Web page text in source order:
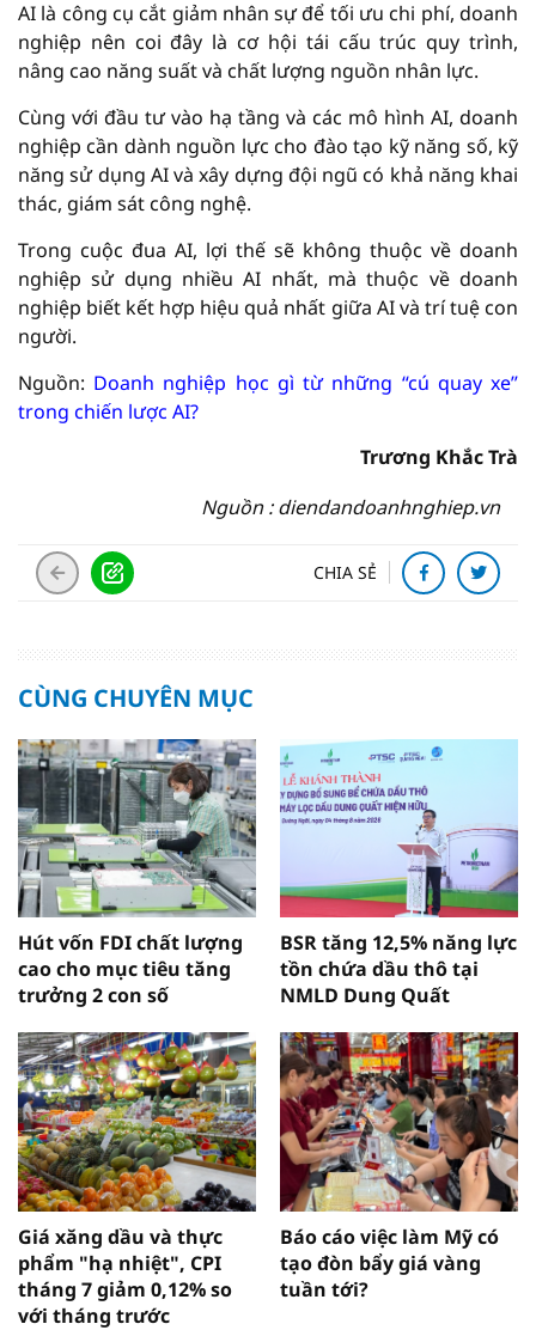
AI là công cụ cắt giảm nhân sự để tối ưu chi phí, doanh
nghiệp nên coi đây là cơ hội tái cấu trúc quy trình,
nâng cao năng suất và chất lượng nguồn nhân lực.
Cùng với đầu tư vào hạ tầng và các mô hình AI, doanh
nghiệp cần dành nguồn lực cho đào tạo kỹ năng số, kỹ
năng sử dụng AI và xây dựng đội ngũ có khả năng khai
thác, giám sát công nghệ.
Trong cuộc đua AI, lợi thế sẽ không thuộc về doanh
nghiệp sử dụng nhiều AI nhất, mà thuộc về doanh
nghiệp biết kết hợp hiệu quả nhất giữa AI và trí tuệ con
người.
Nguồn: Doanh nghiệp học gì từ những “cú quay xe”
trong chiến lược AI?
Trương Khắc Trà
Nguồn : diendandoanhnghiep.vn
CHIA SẺ
CÙNG CHUYÊN MỤC
Hút vốn FDI chất lượng
cao cho mục tiêu tăng
trưởng 2 con số
BSR tăng 12,5% năng lực
tồn chứa dầu thô tại
NMLD Dung Quất
Giá xăng dầu và thực
phẩm "hạ nhiệt", CPI
tháng 7 giảm 0,12% so
với tháng trước
Báo cáo việc làm Mỹ có
tạo đòn bẩy giá vàng
tuần tới?